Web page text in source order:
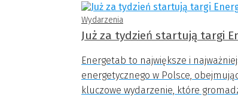
Wydarzenia
Już za tydzień startują targi
Energetab to największe i
energetycznego w Polsce,
kluczowe wydarzenie, które